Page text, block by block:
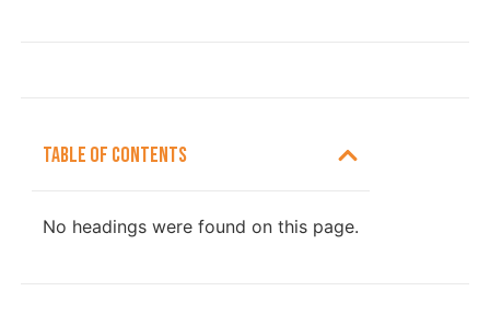
Table Of Contents
No headings were found on this page.